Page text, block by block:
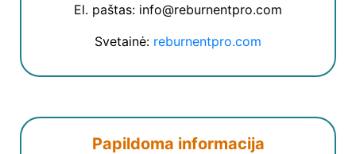
El. paštas: info@reburnentpro.com
Svetainė: reburnentpro.com
Papildoma informacija